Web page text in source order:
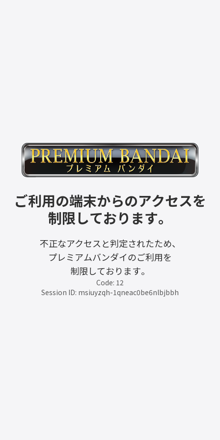
ご利用の端末からのアクセスを
制限しております。
不正なアクセスと判定されたため、
プレミアムバンダイのご利用を
制限しております。
Code: 12
Session ID: msiuyzqh-1qneac0be6nlbjbbh